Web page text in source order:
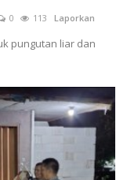
0 113 Laporkan
pungutan liar dan